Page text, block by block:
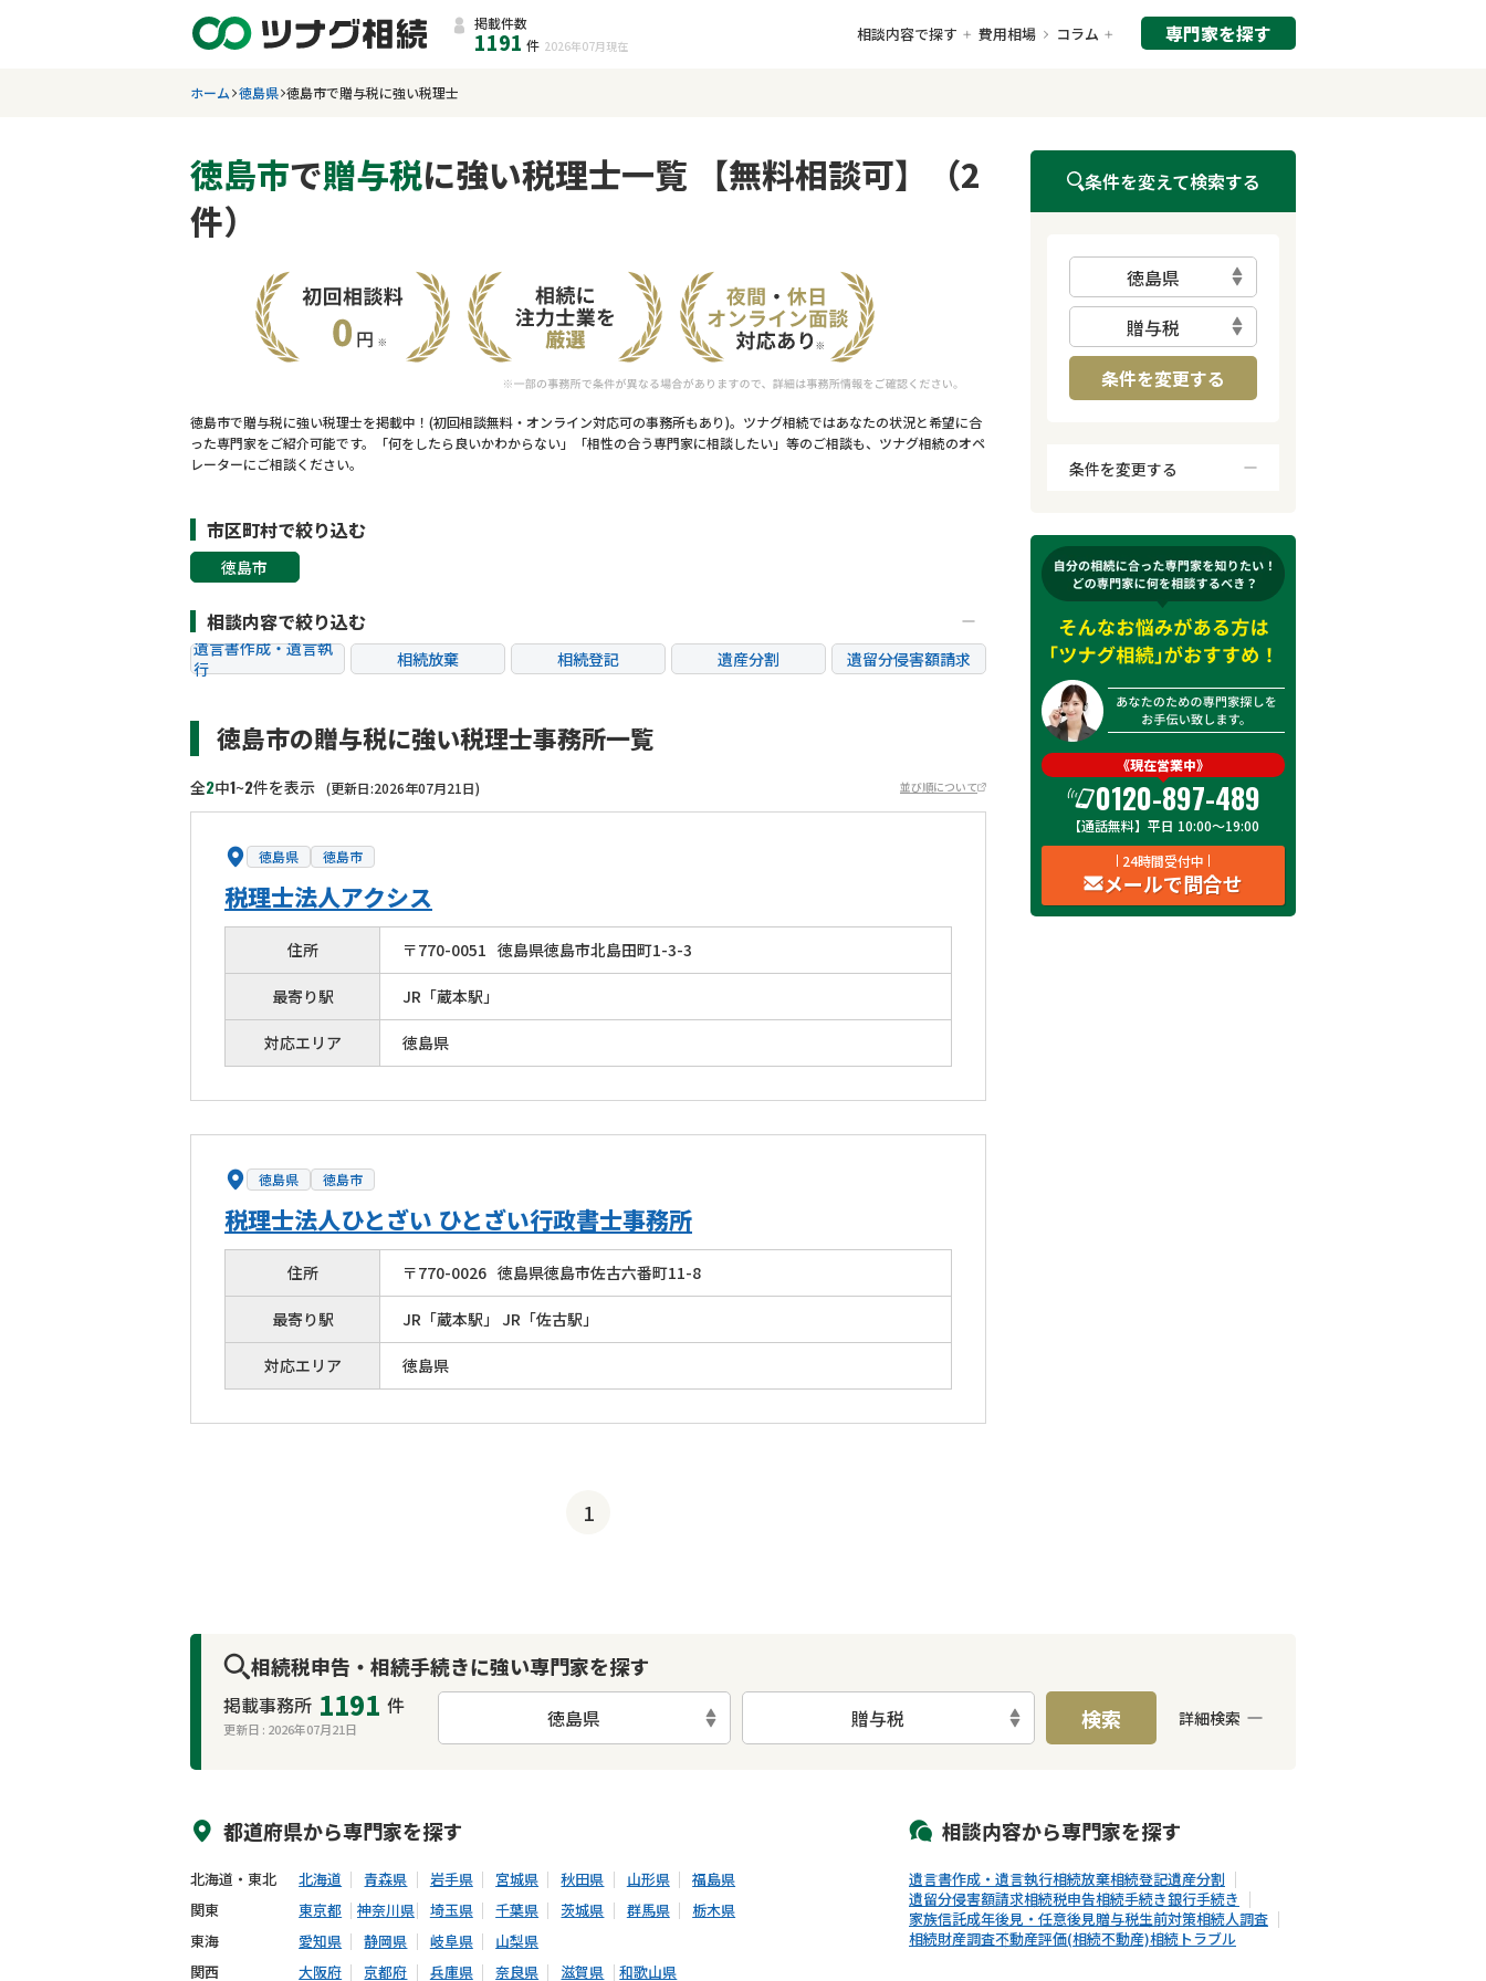
掲載件数
1191 件 2026年07月 現在
相談内容で探す 費用相場 コラム 専門家を探す
ホーム 徳島県 徳島市で贈与税に強い税理士
徳島市で贈与税に強い税理士一覧 【無料相談可】（2
件）
徳島市で贈与税に強い税理士を掲載中！(初回相談無料・オンライン対応可の事務所もあり)。ツナグ相続ではあなたの状況と希望に合
った専門家をご紹介可能です。「何をしたら良いかわからない」「相性の合う専門家に相談したい」等のご相談も、ツナグ相続のオペ
レーターにご相談ください。
市区町村で絞り込む
徳島市
相談内容で絞り込む
遺言書作成・遺言執
行
相続放棄 相続登記 遺産分割
遺留分侵害額請求
贈与税
生前対策 相続人調査
徳島市の贈与税に強い税理士事務所一覧
全2中1~2件を表示 (更新日:2026年07月21日) 並び順について
徳島県 徳島市
税理士法人アクシス
住所 〒770-0051 徳島県徳島市北島田町1-3-3
最寄り駅 JR「蔵本駅」
対応エリア 徳島県
徳島県 徳島市
税理士法人ひとざい ひとざい行政書士事務所
住所 〒770-0026 徳島県徳島市佐古六番町11-8
最寄り駅 JR「蔵本駅」 JR「佐古駅」
対応エリア 徳島県
1
条件を変えて検索する
徳島県
贈与税
条件を変更する
条件を変更する
オンライン面談可能
初回相談無料
土日祝の相談可能
19時以降電話可能
電話相談可能
LINE予約可能
出張面談可能
《現在営業中》
0120-897-489
【通話無料】平日 10:00～19:00
24時間受付中
メールで問合せ
相続税申告・相続手続きに強い専門家を探す
掲載事務所 1191 件
更新日 : 2026年07月21日 徳島県 贈与税 検索 詳細検索
都道府県から専門家を探す
北海道・東北 北海道 青森県 岩手県 宮城県 秋田県 山形県
福島県
関東
東京都 神奈川県 埼玉県 千葉県 茨城県 群馬県
栃木県
東海
愛知県 静岡県 岐阜県
山梨県
関西
大阪府 京都府 兵庫県 奈良県 滋賀県 和歌山県
相談内容から専門家を探す
遺言書作成・遺言執行相続放棄相続登記遺産分割
遺留分侵害額請求相続税申告相続手続き銀行手続き
家族信託成年後見・任意後見贈与税生前対策相続人調査
相続財産調査不動産評価(相続不動産)相続トラブル